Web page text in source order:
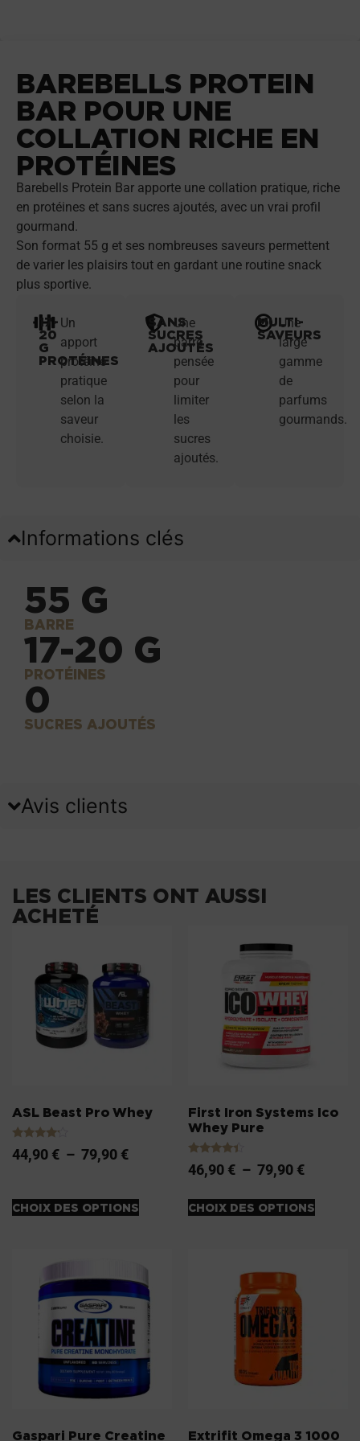
BAREBELLS PROTEIN
BAR POUR UNE
COLLATION RICHE EN
PROTÉINES
Barebells Protein Bar apporte une collation pratique, riche
en protéines et sans sucres ajoutés, avec un vrai profil
gourmand.
Son format 55 g et ses nombreuses saveurs permettent
de varier les plaisirs tout en gardant une routine snack
plus sportive.
17-
20
G
PROTÉINES
Un
apport
protéiné
pratique
selon la
saveur
choisie.
SANS
SUCRES
AJOUTÉS
Une
barre
pensée
pour
limiter
les
sucres
ajoutés.
MULTI-
SAVEURS
Une
large
gamme
de
parfums
gourmands.
Informations clés
55 G
BARRE
17-20 G
PROTÉINES
0
SUCRES AJOUTÉS
Avis clients
LES CLIENTS ONT AUSSI
ACHETÉ
ASL Beast Pro Whey
Note
4.00
44,90 € – 79,90 €
CHOIX DES OPTIONS
First Iron Systems Ico
Whey Pure
Note
4.20
46,90 € – 79,90 €
CHOIX DES OPTIONS
Gaspari Pure Creatine
Extrifit Omega 3 1000